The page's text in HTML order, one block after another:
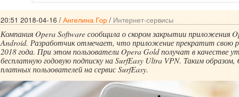
20:51 2018-04-16 / Ангелина Гор / Интернет-сервисы
Компания Opera Software сообщила о скором закрытии приложения
Android. Разработчик отмечает, что приложение прекратит свою
2018 года. При этом пользователи Opera Gold получат в качестве
бесплатную годовую подписку на SurfEasy Ultra VPN. Таким образом,
платных пользователей на сервис SurfEasy.